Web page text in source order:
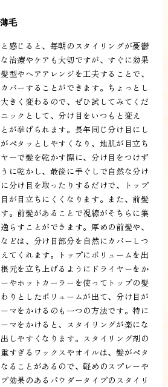
薄毛
感じると、毎朝のスタイリングが憂鬱
治療やケアも大切ですが、すぐに効果
型やヘアアレンジを工夫することで、
バーすることができます。ちょっとし
きく変わるので、ぜひ試してみてくだ
ックとして、分け目をいつもと変え
が挙げられます。長年同じ分け目にし
ペタッとしやすくなり、地肌が目立ち
ーで髪を乾かす際に、分け目をつけず
に乾かし、最後に手ぐしで自然な分け
分け目を取ったりするだけで、トップ
が目立ちにくくなります。また、前髪
。前髪があることで視線がそちらに集
らすことができます。厚めの前髪や、
どは、分け目部分を自然にカバーしつ
てくれます。トップにボリュームを出
元を立ち上げるようにドライヤーをか
やホットカーラーを使ってトップの髪
りとしたボリュームが出て、分け目が
マをかけるのも一つの方法です。特に
マをかけると、スタイリングが楽にな
しやすくなります。スタイリング剤の
すぎるワックスやオイルは、髪がペタ
ることがあるので、軽めのスプレーや
効果のあるパウダータイプのスタイリ